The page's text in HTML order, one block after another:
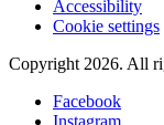
Accessibility
Cookie settings
Copyright 2026. All
Facebook